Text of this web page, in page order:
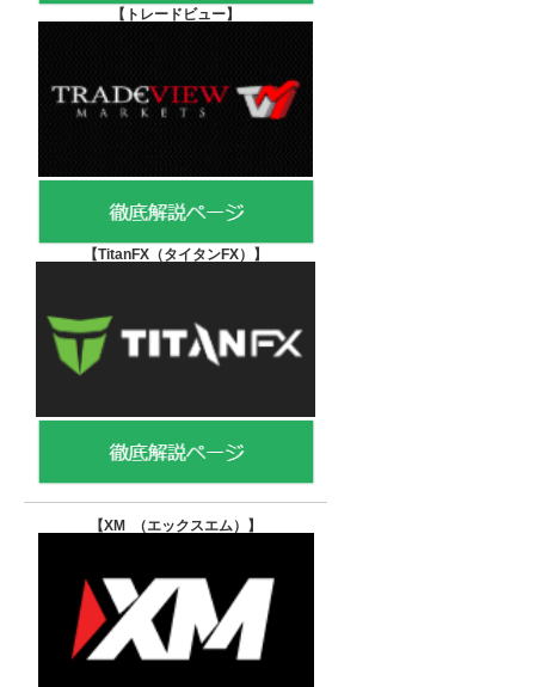
【 トレードビュー】
【TitanFX（タイタンFX） 】
【XM （エックスエム） 】